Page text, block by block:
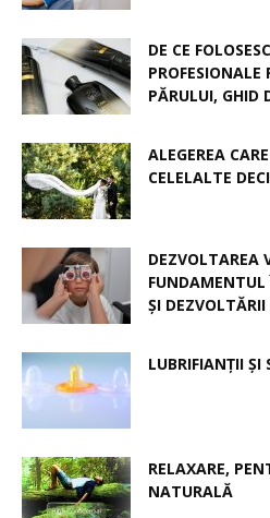
DE CE
PROFESIONALE
PĂRULUI, GHID
ALEGEREA
CELELALTE
DEZVOLTAREA
ȘI
LUBRIFIANȚII ȘI
RELAXARE,
NATURALĂ